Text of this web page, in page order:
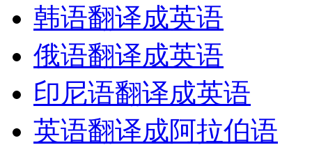
韩语翻译成英语
俄语翻译成英语
印尼语翻译成英语
英语翻译成阿拉伯语